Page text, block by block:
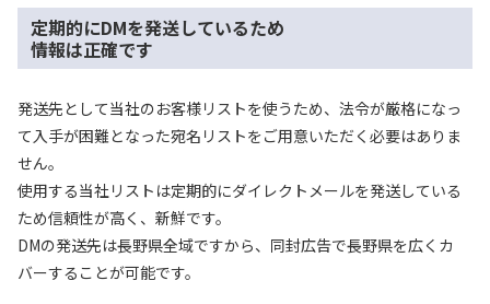
定期的にDMを発送しているため
情報は正確です
発送先として当社のお客様リストを使うため、法令が厳格になっ
て入手が困難となった宛名リストをご用意いただく必要はありま
せん。
使用する当社リストは定期的にダイレクトメールを発送している
ため信頼性が高く、新鮮です。
DMの発送先は長野県全域ですから、同封広告で長野県を広くカ
バーすることが可能です。